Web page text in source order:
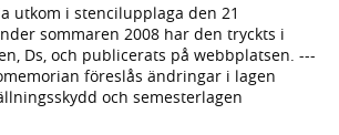
utkom i stencilupplaga den 21
sommaren 2008 har den tryckts i
Ds, och publicerats på webbplatsen. ---
föreslås ändringar i lagen
och semesterlagen